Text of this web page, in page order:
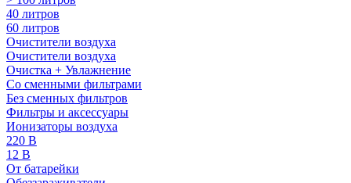
40 литров
60 литров
Очистители воздуха
Очистители воздуха
Очистка + Увлажнение
Cо сменными фильтрами
Без сменных фильтров
Фильтры и аксессуары
Ионизаторы воздуха
220 В
12 В
От батарейки